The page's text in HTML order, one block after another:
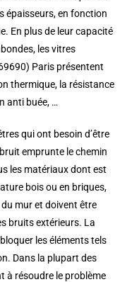
épaisseurs, en fonction
En plus de leur capacité
les vitres
Paris présentent
thermique, la résistance
anti buée, …
qui ont besoin d’être
emprunte le chemin
les matériaux dont est
bois ou en briques,
mur et doivent être
bruits extérieurs. La
les éléments tels
Dans la plupart des
à résoudre le problème